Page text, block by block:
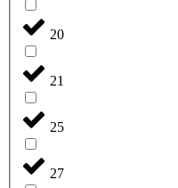
20
21
25
27